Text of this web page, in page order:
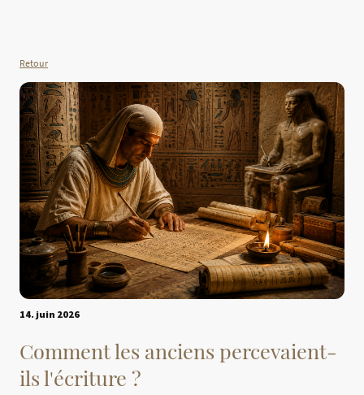
Retour
14. juin 2026
Comment les anciens percevaient-
ils l'écriture ?